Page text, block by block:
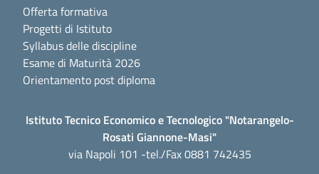
Offerta formativa
Progetti di Istituto
Syllabus delle discipline
Esame di Maturità 2026
Orientamento post diploma
Istituto Tecnico Economico e Tecnologico "Notarangelo-
Rosati Giannone-Masi"
via Napoli 101 -tel./Fax 0881 742435